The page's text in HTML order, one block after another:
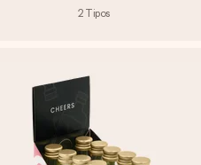
2 Tipos